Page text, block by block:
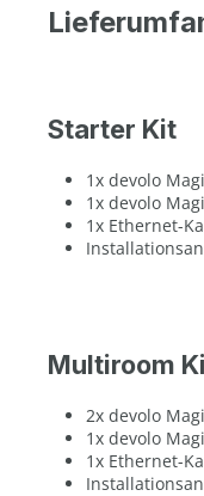
Starter Kit
1x devolo
1x devolo
1x Ethernet-
Multiroom
2x devolo
1x devolo
1x Ethernet-